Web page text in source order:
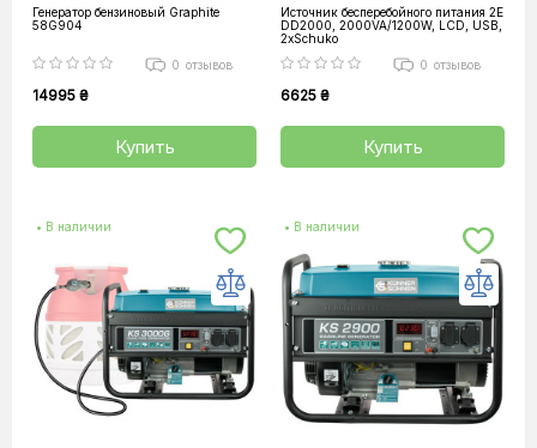
Генератор бензиновый Graphite
58G904
0 отзывов
14995 ₴
Купить
Источник бесперебойного питания 2E
DD2000, 2000VA/1200W, LCD, USB,
2xSchuko
0 отзывов
6625 ₴
Купить
• В наличии • В наличии